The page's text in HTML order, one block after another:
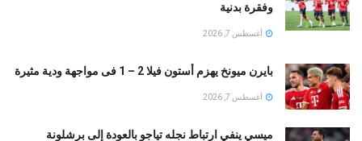
وفقرة بدنية
أغسطس 7, 2026
بايرن ميونخ يهزم أستون فيلا 2 – 1 فى مواجهة ودية مثيرة
أغسطس 7, 2026
ميسي ينفي ارتباط نجله تياجو بالعودة إلى برشلونة